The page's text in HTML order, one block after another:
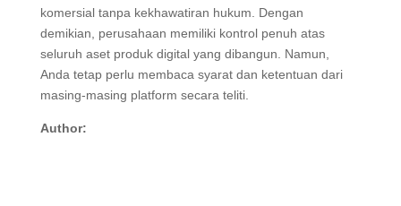
komersial tanpa kekhawatiran hukum. Dengan
demikian, perusahaan memiliki kontrol penuh atas
seluruh aset produk digital yang dibangun. Namun,
Anda tetap perlu membaca syarat dan ketentuan dari
masing-masing platform secara teliti.
Author: